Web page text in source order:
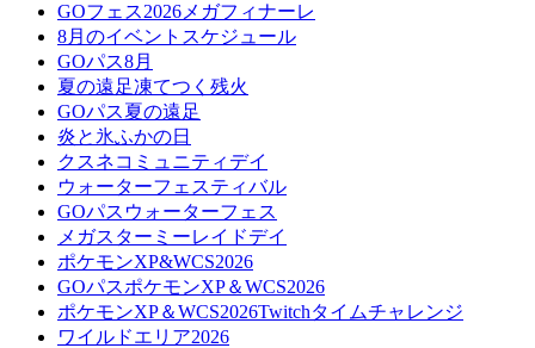
GOフェス2026メガフィナーレ
8月のイベントスケジュール
GOパス8月
夏の遠足凍てつく残火
GOパス夏の遠足
炎と氷ふかの日
クスネコミュニティデイ
ウォーターフェスティバル
GOパスウォーターフェス
メガスターミーレイドデイ
ポケモンXP&WCS2026
GOパスポケモンXP＆WCS2026
ポケモンXP＆WCS2026Twitchタイムチャレンジ
ワイルドエリア2026